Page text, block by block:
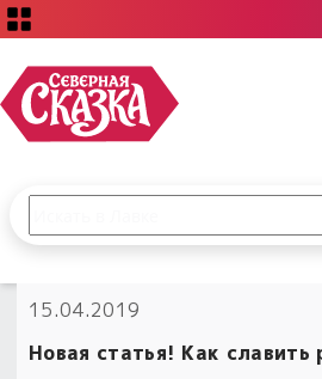
НОВИНКИ!
Книги
Издания о Славянской культуре и
Сказки
С чего начать?
Введите текст и нажмите
15.04.2019
Новая статья! Как славить